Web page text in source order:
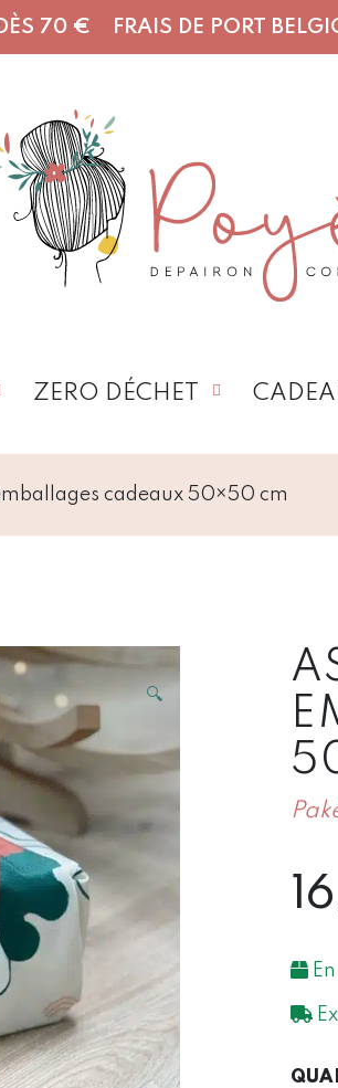
70 € FRAIS DE PORT
ZERO DÉCHET
cadeaux 50×50 cm
🔍